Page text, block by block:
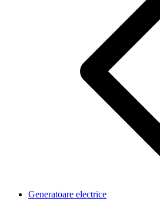
Generatoare electrice